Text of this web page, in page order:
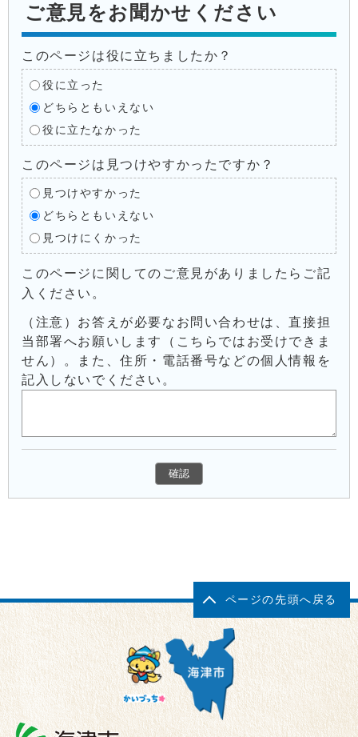
ご意見をお聞かせください
このページは役に立ちましたか？
役に立った
どちらともいえない
役に立たなかった
このページは見つけやすかったですか？
見つけやすかった
どちらともいえない
見つけにくかった
このページに関してのご意見がありましたらご記
入ください。
（注意）お答えが必要なお問い合わせは、直接担
当部署へお願いします（こちらではお受けできま
せん）。また、住所・電話番号などの個人情報を
記入しないでください。
ページの先頭へ戻る